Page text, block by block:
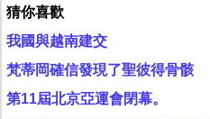
猜你喜歡
我國與越南建交
梵蒂岡確信發現了聖彼得骨骸
第11屆北京亞運會閉幕。